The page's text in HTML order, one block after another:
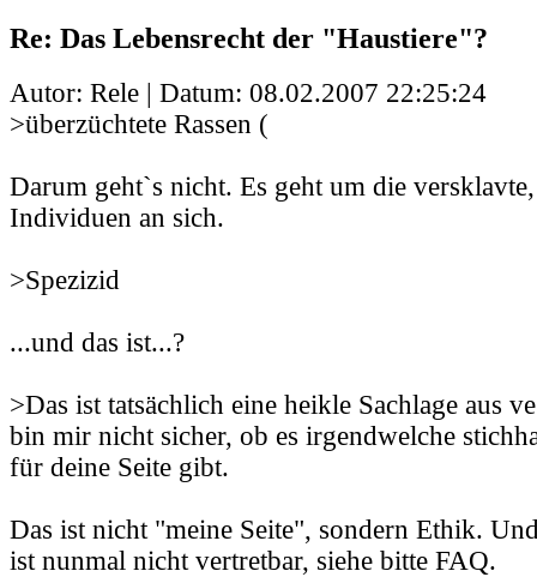
Re: Das Lebensrecht der "Haustiere"?
Autor: Rele | Datum: 08.02.2007 22:25:24
>überzüchtete Rassen (
Darum geht`s nicht. Es geht um die
Individuen an sich.
>Spezizid
...und das ist...?
>Das ist tatsächlich eine heikle Sachlage aus
bin mir nicht sicher, ob es irgendwelche
für deine Seite gibt.
Das ist nicht "meine Seite", sondern Ethik.
ist nunmal nicht vertretbar, siehe bitte FAQ.